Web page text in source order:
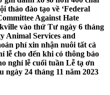
thảo đào tạo về ‘Federal
Against Hate
vào thứ Tư ngày 6 tháng
Animal Services and
phí xin nhận nuôi tất cả
lễ cho đến khi có thông báo
nghỉ lễ cuối tuần Lễ tạ ơn
ngày 24 tháng 11 năm 2023